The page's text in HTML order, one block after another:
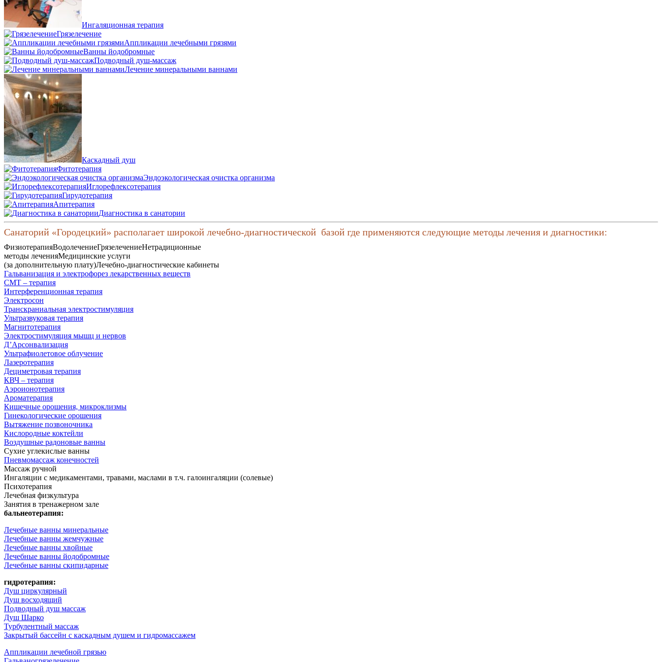
Ингаляционная терапия
Грязелечение
Аппликации лечебными грязями
Ванны йодобромные
Подводный душ-массаж
Лечение минеральными ваннами
Каскадный душ
Фитотерапия
Эндоэкологическая очистка организма
Иглорефлексотерапия
Гирудотерапия
Апитерапия
Диагностика в санатории
Санаторий «Городецкий» располагает широкой лечебно-диагностической базой где применяются следующие методы лечения и диагностики:
ФизиотерапияВодолечениеГрязелечениеНетрадиционные
методы леченияМедицинские услуги
(за дополнительную плату)Лечебно-диагностические кабинеты
Гальванизация и электрофорез лекарственных веществ
СМТ – терапия
Интерференционная терапия
Электросон
Транскраниальная электростимуляция
Ультразвуковая терапия
Магнитотерапия
Электростимуляция мышц и нервов
Д’Арсонвализация
Ультрафиолетовое облучение
Лазеротерапия
Дециметровая терапия
КВЧ – терапия
Аэроионотерапия
Ароматерапия
Кишечные орошения, микроклизмы
Гинекологические орошения
Вытяжение позвоночника
Кислородные коктейли
Воздушные радоновые ванны
Сухие углекислые ванны
Пневмомассаж конечностей
Массаж ручной
Ингаляции с медикаментами, травами, маслами в т.ч. галоингаляции (солевые)
Психотерапия
Лечебная физкультура
Занятия в тренажерном зале
бальнеотерапия:
Лечебные ванны минеральные
Лечебные ванны жемчужные
Лечебные ванны хвойные
Лечебные ванны йодобромные
Лечебные ванны скипидарные
гидротерапия:
Душ циркулярный
Душ восходящий
Подводный душ массаж
Душ Шарко
Турбулентный массаж
Закрытый бассейн с каскадным душем и гидромассажем
Аппликации лечебной грязью